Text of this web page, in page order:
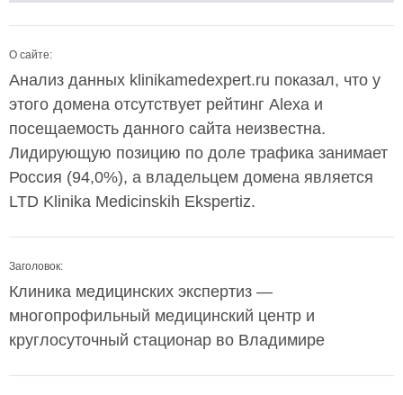
О сайте:
Анализ данных klinikamedexpert.ru показал, что у
этого домена отсутствует рейтинг Alexa и
посещаемость данного сайта неизвестна.
Лидирующую позицию по доле трафика занимает
Россия (94,0%), а владельцем домена является
LTD Klinika Medicinskih Ekspertiz.
Заголовок:
Клиника медицинских экспертиз —
многопрофильный медицинский центр и
круглосуточный стационар во Владимире